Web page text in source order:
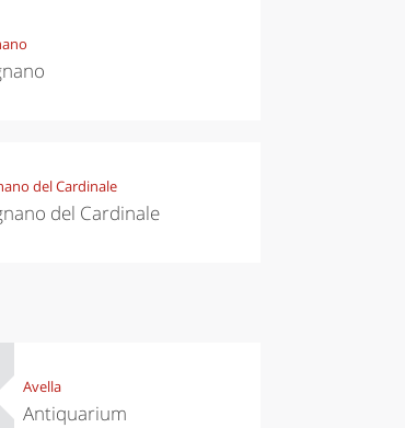
del Cardinale
del Cardinale
Avella
Antiquarium